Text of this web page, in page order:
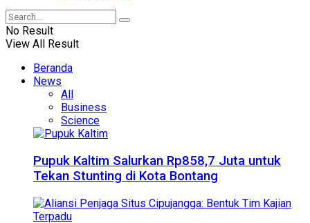
No Result
View All Result
Beranda
News
All
Business
Science
Pupuk Kaltim Salurkan Rp858,7 Juta untuk
Tekan Stunting di Kota Bontang